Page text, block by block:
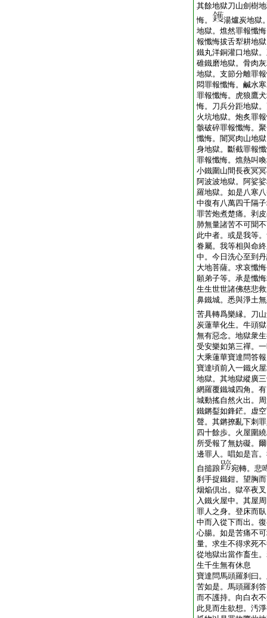
其餘地獄刀山劍樹
悔。
湯爐炭地獄
地獄。燋然罪報懺
報懺悔拔舌犁耕地
鐵丸洋銅灌口地獄
碓鐵磨地獄。骨肉
地獄。支節分離罪
悶罪報懺悔。鹹水
罪報懺悔。虎狼鷹
悔。刀兵分距地獄
火坑地獄。炮炙罪
骸破碎罪報懺悔。
懺悔。闇冥肉山地
身地獄。斷截罪報
罪報懺悔。燋熱叫
小鐵圍山間長夜冥
阿波波地獄。阿娑
羅地獄。如是八寒
中復有八萬四千隔
罪苦炮煮楚痛。剥
肺無量諸苦不可聞
此中者。或是我等
眷屬。我等相與命
中。今日洗心至到
大地菩薩。求哀懺
願弟子等。承是懺
生生世世諸佛慈悲
鼻鐵城。悉與淨土
苦具轉爲樂縁。刀
炭蓮華化生。牛頭
無有惡念。地獄衆
受安樂如第三禪。
大乘蓮華寶達問答
寶達頃前入一鐵火
地獄。其地獄縱廣
網羅覆鐵城四角。
城動搖自然火出。
鐵鏘銐如鋒鋩。虚
聲。其鏘撩亂下刺
四十餘歩。火屋圍
所受報了無妨礙。
邊罪人。唱如是言
自搥踉
宛轉。悲
刹手捉鐵鉗。望胸
烟焔倶出。獄卒夜
入鐵火屋中。其屋
罪人之身。登床而
中而入從下而出。
心腸。如是苦痛不
量。求生不得求死
從地獄出當作畜生
生千生無有休息
寶達問馬頭羅刹曰
苦如是。馬頭羅刹
而不護持。向白衣
此見而生欲想。汚